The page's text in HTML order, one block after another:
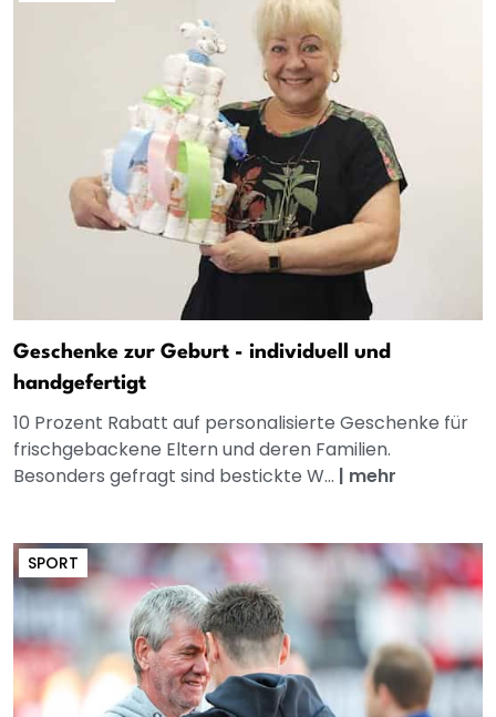
Geschenke zur Geburt - individuell und
handgefertigt
10 Prozent Rabatt auf personalisierte Geschenke für
frischgebackene Eltern und deren Familien.
Besonders gefragt sind bestickte W... | mehr
SPORT